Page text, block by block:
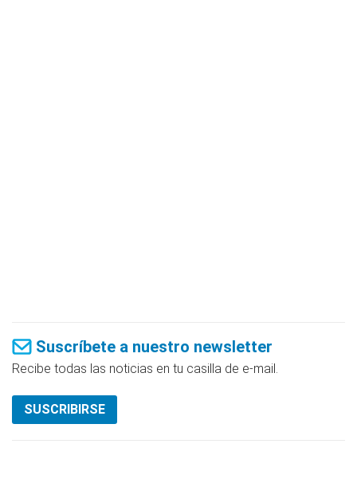
Suscríbete a nuestro newsletter
Recibe todas las noticias en tu casilla de e-mail.
SUSCRIBIRSE